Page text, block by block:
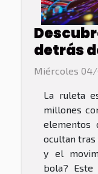
detrás
Miércoles
La ruleta
millones
elementos
ocultan
y el
bola?